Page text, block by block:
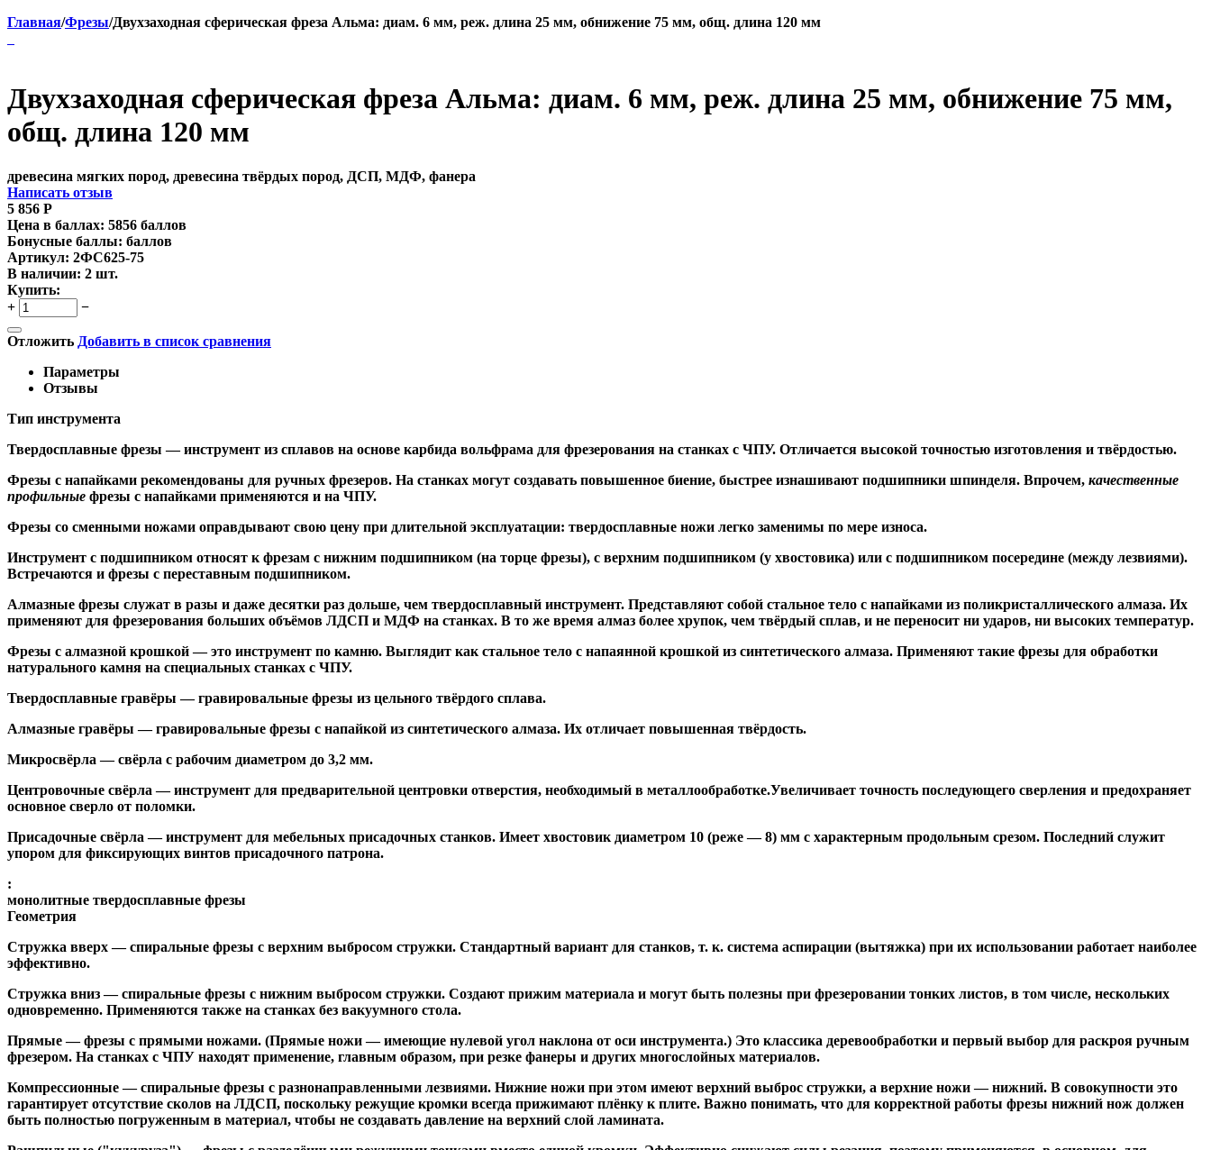
Главная/Фрезы/Двухзаходная сферическая фреза Альма: диам. 6 мм, реж. длина 25 мм, обнижение 75 мм, общ. длина 120 мм
Двухзаходная сферическая фреза Альма: диам. 6 мм, реж. длина 25 мм, обнижение 75 мм,
общ. длина 120 мм
древесина мягких пород, древесина твёрдых пород, ДСП, МДФ, фанера
Написать отзыв
5 856 Р
Цена в баллах: 5856 баллов
Бонусные баллы: баллов
Артикул: 2ФС625-75
В наличии: 2 шт.
Купить:
+
−
Отложить Добавить в список сравнения
Параметры
Отзывы
Тип инструмента
Твердосплавные фрезы — инструмент из сплавов на основе карбида вольфрама для фрезерования на станках с ЧПУ. Отличается высокой точностью изготовления и твёрдостью.
Фрезы с напайками рекомендованы для ручных фрезеров. На станках могут создавать повышенное биение, быстрее изнашивают подшипники шпинделя. Впрочем, качественные
профильные фрезы с напайками применяются и на ЧПУ.
Фрезы со сменными ножами оправдывают свою цену при длительной эксплуатации: твердосплавные ножи легко заменимы по мере износа.
Инструмент с подшипником относят к фрезам с нижним подшипником (на торце фрезы), с верхним подшипником (у хвостовика) или с подшипником посередине (между лезвиями).
Встречаются и фрезы с переставным подшипником.
Алмазные фрезы служат в разы и даже десятки раз дольше, чем твердосплавный инструмент. Представляют собой стальное тело с напайками из поликристаллического алмаза. Их
применяют для фрезерования больших объёмов ЛДСП и МДФ на станках. В то же время алмаз более хрупок, чем твёрдый сплав, и не переносит ни ударов, ни высоких температур.
Фрезы с алмазной крошкой— это инструмент по камню. Выглядит как стальное тело с напаянной крошкой из синтетического алмаза. Применяют такие фрезы для обработки
натурального камня на специальных станках с ЧПУ.
Твердосплавные гравёры — гравировальные фрезы из цельного твёрдого сплава.
Алмазные гравёры — гравировальные фрезы с напайкой из синтетического алмаза. Их отличает повышенная твёрдость.
Микросвёрла — свёрла с рабочим диаметром до 3,2 мм.
Центровочные свёрла — инструмент для предварительной центровки отверстия, необходимый в металлообработке.Увеличивает точность последующего сверления и предохраняет
основное сверло от поломки.
Присадочные свёрла — инструмент для мебельных присадочных станков. Имеет хвостовик диаметром 10 (реже — 8) мм с характерным продольным срезом. Последний служит
упором для фиксирующих винтов присадочного патрона.
:
монолитные твердосплавные фрезы
Геометрия
Стружка вверх— спиральные фрезы с верхним выбросом стружки. Стандартный вариант для станков, т. к. система аспирации (вытяжка) при их использовании работает наиболее
эффективно.
Стружка вниз— спиральные фрезы с нижним выбросом стружки. Создают прижим материала и могут быть полезны при фрезеровании тонких листов, в том числе, нескольких
одновременно. Применяются также на станках без вакуумного стола.
Прямые— фрезы с прямыми ножами. (Прямые ножи — имеющие нулевой угол наклона от оси инструмента.) Это классика деревообработки и первый выбор для раскроя ручным
фрезером. На станках с ЧПУ находят применение, главным образом, при резке фанеры и других многослойных материалов.
Компрессионные— спиральные фрезы с разнонаправленными лезвиями. Нижние ножи при этом имеют верхний выброс стружки, а верхние ножи — нижний. В совокупности это
гарантирует отсутствие сколов на ЛДСП, поскольку режущие кромки всегда прижимают плёнку к плите. Важно понимать, что для корректной работы фрезы нижний нож должен
быть полностью погруженным в материал, чтобы не создавать давление на верхний слой ламината.